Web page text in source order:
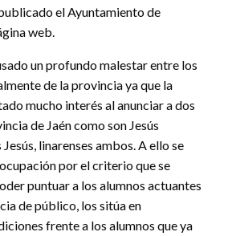
el Ayuntamiento de
web.
un profundo malestar entre los
de la provincia ya que la
mucho interés al anunciar a dos
de Jaén como son Jesús
linarenses ambos. A ello se
por el criterio que se
puntuar a los alumnos actuantes
de público, los sitúa en
frente a los alumnos que ya